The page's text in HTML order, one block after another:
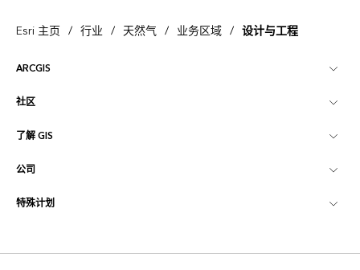
Esri 主页 / 行业 / 天然气 / 业务区域 / 设计与工程
ARCGIS
ArcGIS 概览
制图
ArcGIS Online
社区
Esri 社区
ArcGIS 博客
用户研究和测试
了解 GIS
什么是 GIS？
位置智能
培训
公司
关于 Esri
特殊计划